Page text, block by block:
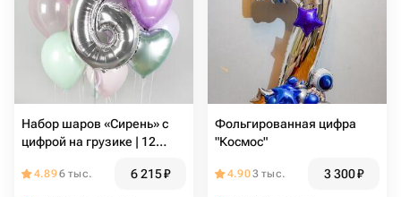
Набор шаров «Сирень» с
цифрой на грузике | 12
4.896 тыс. 6 215₽
Фольгированная цифра
"Космос"
4.903 тыс. 3 300₽